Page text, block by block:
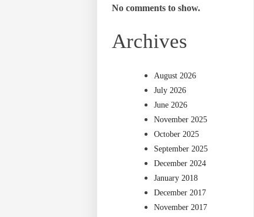
No comments to show.
Archives
August 2026
July 2026
June 2026
November 2025
October 2025
September 2025
December 2024
January 2018
December 2017
November 2017